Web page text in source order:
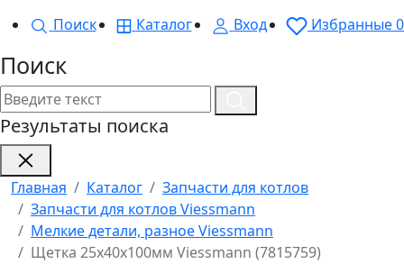
Поиск
Каталог Вход Избранные0
Поиск
Результаты поиска
Главная Каталог
Запчасти для котлов
Запчасти для котлов Viessmann
Мелкие детали, разное Viessmann
Щетка 25х40х100мм Viessmann (7815759)